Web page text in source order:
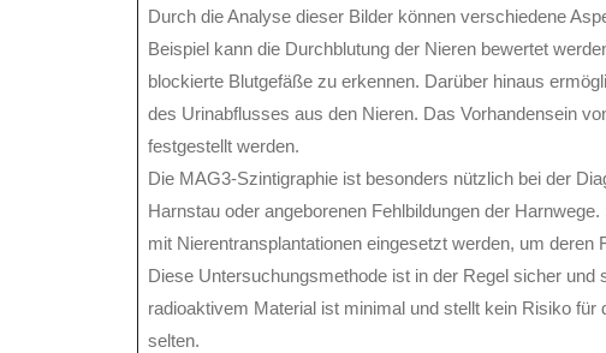
Durch die Analyse dieser Bilder können verschiedene
Beispiel kann die Durchblutung der Nieren bewertet
blockierte Blutgefäße zu erkennen. Darüber hinaus
des Urinabflusses aus den Nieren. Das Vorhandensein
festgestellt werden.
Die MAG3-Szintigraphie ist besonders nützlich bei der
Harnstau oder angeborenen Fehlbildungen der
mit Nierentransplantationen eingesetzt werden, um deren
Diese Untersuchungsmethode ist in der Regel sicher
radioaktivem Material ist minimal und stellt kein Risiko
selten.